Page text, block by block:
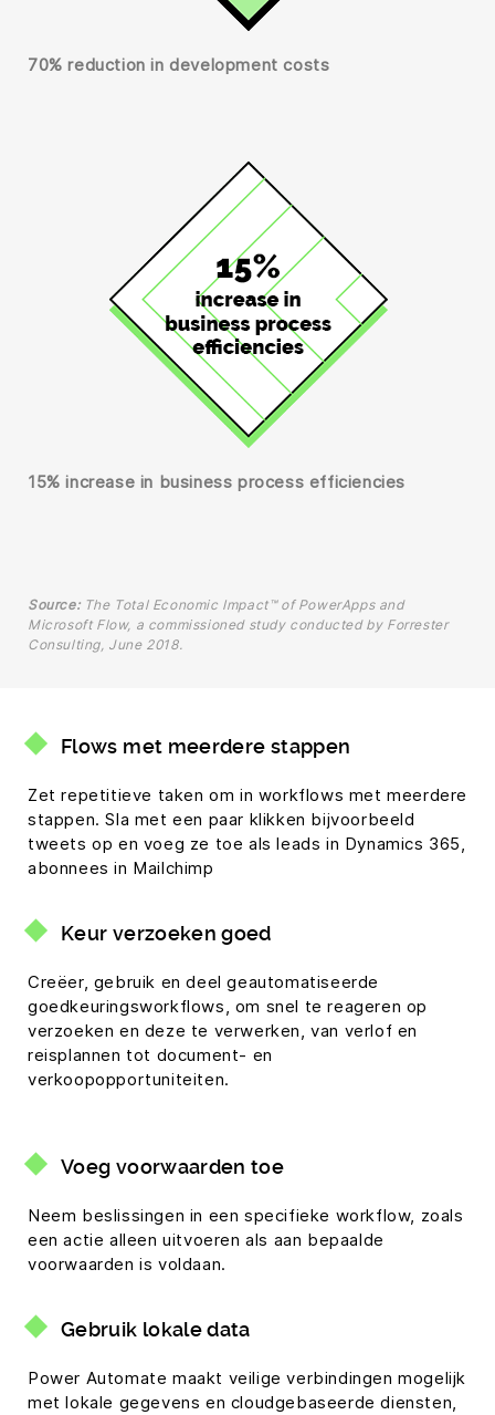
70% reduction in development costs
15% increase in business process efficiencies
Source:The Total Economic Impact™ of PowerApps and
Microsoft Flow, a commissioned study conducted by Forrester
Consulting, June 2018.
Flows met meerdere stappen
Zet repetitieve taken om in workflows met meerdere
stappen. Sla met een paar klikken bijvoorbeeld
tweets op en voeg ze toe als leads in Dynamics 365,
abonnees in Mailchimp
Keur verzoeken goed
Creëer, gebruik en deel geautomatiseerde
goedkeuringsworkflows, om snel te reageren op
verzoeken en deze te verwerken, van verlof en
reisplannen tot document- en
verkoopopportuniteiten.
Voeg voorwaarden toe
Neem beslissingen in een specifieke workflow, zoals
een actie alleen uitvoeren als aan bepaalde
voorwaarden is voldaan.
Gebruik lokale data
Power Automate maakt veilige verbindingen mogelijk
met lokale gegevens en cloudgebaseerde diensten,